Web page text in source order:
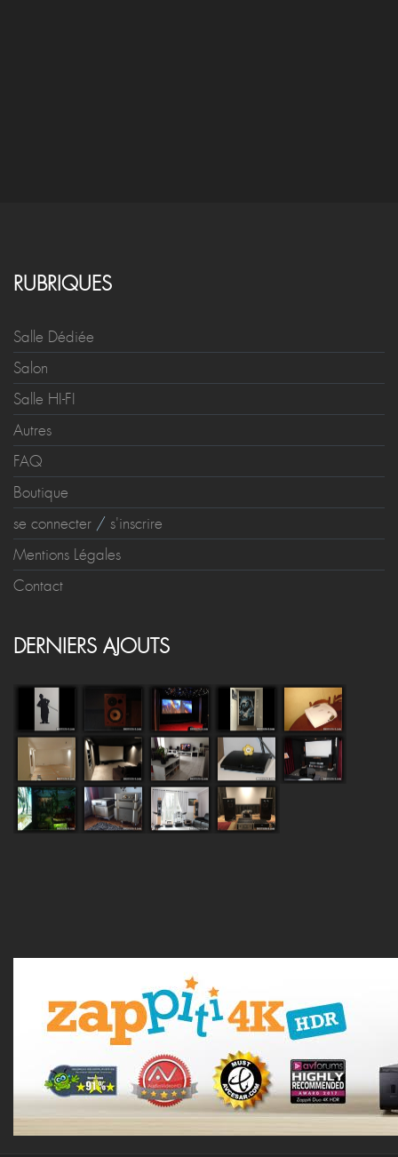
RUBRIQUES
Salle Dédiée
Salon
Salle HI-FI
Autres
FAQ
Boutique
se connecter / s'inscrire
Mentions Légales
Contact
DERNIERS AJOUTS